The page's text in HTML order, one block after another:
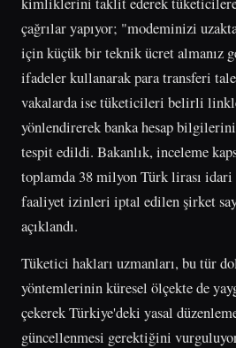
çağrılar yapıyor; "modeminizi
için küçük bir teknik ücret almanız
ifadeler kullanarak para transferi
vakalarda ise tüketicileri belirli
yönlendirerek banka hesap
tespit edildi. Bakanlık, inceleme
toplamda 38 milyon Türk lirası idari
faaliyet izinleri iptal edilen şirket
açıklandı.
Tüketici hakları uzmanları, bu tür
yöntemlerinin küresel ölçekte de
çekerek Türkiye'deki yasal
güncellenmesi gerektiğini